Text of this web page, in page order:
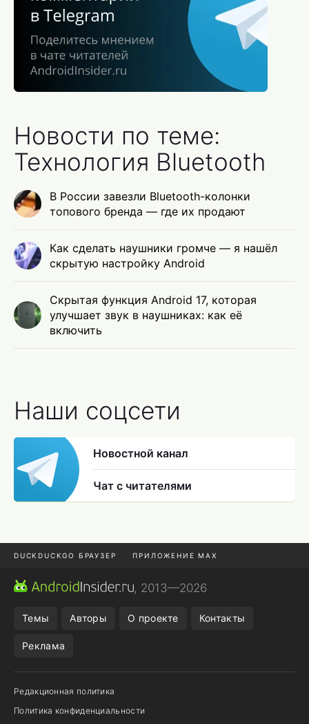
Новости по теме:
Технология Bluetooth
В России завезли Bluetooth-колонки
топового бренда — где их продают
Как сделать наушники громче — я нашёл
скрытую настройку Android
Скрытая функция Android 17, которая
улучшает звук в наушниках: как её
включить
Наши соцсети
Новостной канал
Чат с читателями
DUCKDUCKGO БРАУЗЕР ПРИЛОЖЕНИЕ MAX
ПРИЛОЖЕНИЯ ANDROID
, 2013—2026
Темы Авторы О проекте Контакты
Реклама
Редакционная политика
Политика конфиденциальности